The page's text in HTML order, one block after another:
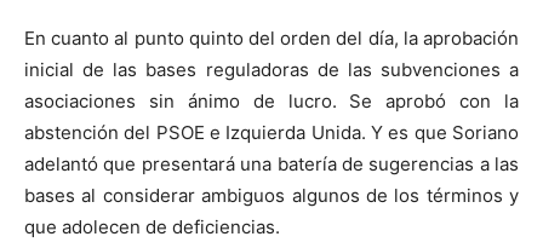
En cuanto al punto quinto del orden del día, la aprobación
inicial de las bases reguladoras de las subvenciones a
asociaciones sin ánimo de lucro. Se aprobó con la
abstención del PSOE e Izquierda Unida. Y es que Soriano
adelantó que presentará una batería de sugerencias a las
bases al considerar ambiguos algunos de los términos y
que adolecen de deficiencias.